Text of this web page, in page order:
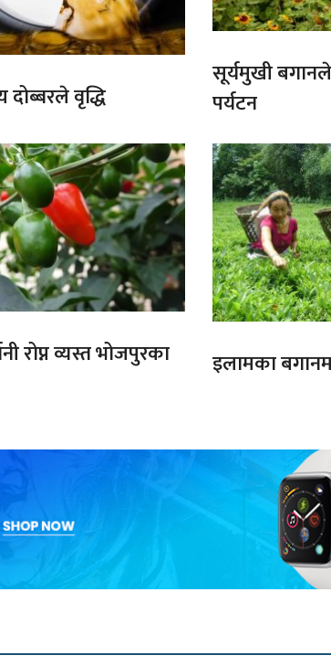
वृद्धि
सूर्यमुखी
पर्यटन
रोप्न व्यस्त भोजपुरका
इलामका